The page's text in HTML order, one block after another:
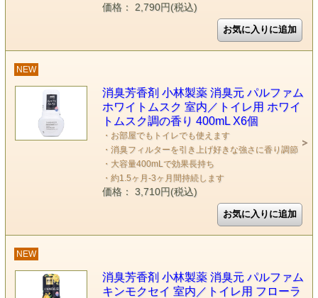
価格： 2,790円(税込)
NEW
消臭芳香剤 小林製薬 消臭元 パルファム
ホワイトムスク 室内／トイレ用 ホワイ
トムスク調の香り 400mL X6個
・お部屋でもトイレでも使えます
・消臭フィルターを引き上げ好きな強さに香り調節
・大容量400mLで効果長持ち
・約1.5ヶ月-3ヶ月間持続します
価格： 3,710円(税込)
NEW
消臭芳香剤 小林製薬 消臭元 パルファム
キンモクセイ 室内／トイレ用 フローラ